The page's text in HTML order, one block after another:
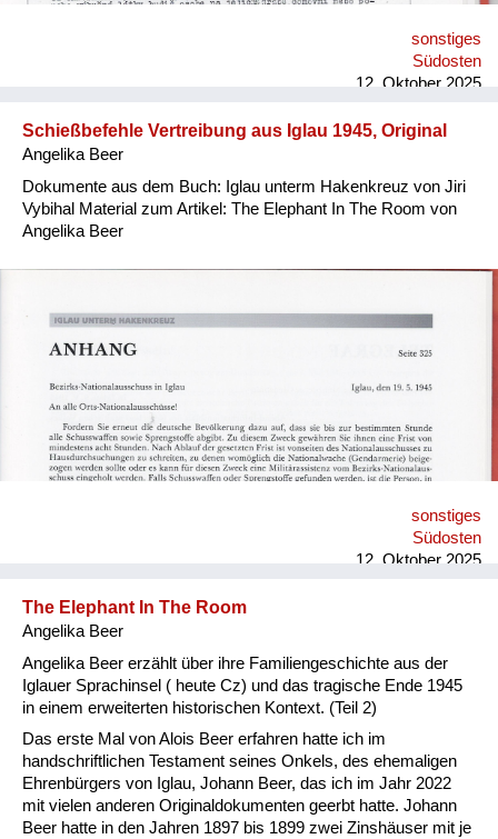
sonstiges
Südosten
12. Oktober 2025
Schießbefehle Vertreibung aus Iglau 1945, Original
Angelika Beer
Dokumente aus dem Buch: Iglau unterm Hakenkreuz von Jiri
Vybihal Material zum Artikel: The Elephant In The Room von
Angelika Beer
sonstiges
Südosten
12. Oktober 2025
The Elephant In The Room
Angelika Beer
Angelika Beer erzählt über ihre Familiengeschichte aus der
Iglauer Sprachinsel ( heute Cz) und das tragische Ende 1945
in einem erweiterten historischen Kontext. (Teil 2)
Das erste Mal von Alois Beer erfahren hatte ich im
handschriftlichen Testament seines Onkels, des ehemaligen
Ehrenbürgers von Iglau, Johann Beer, das ich im Jahr 2022
mit vielen anderen Originaldokumenten geerbt hatte. Johann
Beer hatte in den Jahren 1897 bis 1899 zwei Zinshäuser mit je